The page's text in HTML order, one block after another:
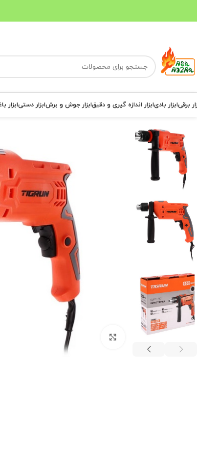
برقیابزار بادیابزار اندازه گیری و دقیقابزار جوش و برشابزار دستیابزار
برای بزرگنمایی کلیک کنید